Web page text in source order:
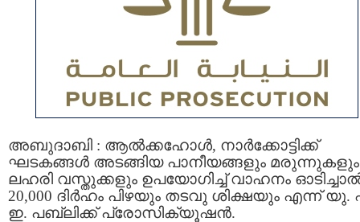
അബുദാബി : ആല്‍ക്കഹോള്‍, നാര്‍ക്കോട്ടിക്ക്
ഘടകങ്ങൾ അടങ്ങിയ പാനീയങ്ങളും മരുന്നുകളും
ലഹരി വസ്തുക്കളും ഉപയോഗിച്ച് വാഹനം
20,000 ദിർഹം പിഴയും തടവു ശിക്ഷയും എന്ന് യു.
ഇ. പബ്ലിക്ക് പ്രോസിക്യൂഷന്‍.